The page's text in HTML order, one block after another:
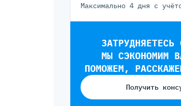
Максимально 4 дня с
ЗАТРУДНЯЕТЕСЬ
МЫ СЭКОНОМИМ
ПОМОЖЕМ,
Получить